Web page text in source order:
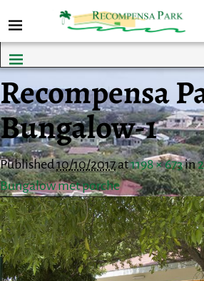
Recompensa
Bungalow-1
Published10/10/2017at1198 × 673in
Bungalow met porche